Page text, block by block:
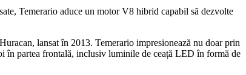
Temerario aduce un motor V8 hibrid capabil să dezvolte
lansat în 2013. Temerario impresionează nu doar prin
în partea frontală, inclusiv luminile de ceață LED în formă de